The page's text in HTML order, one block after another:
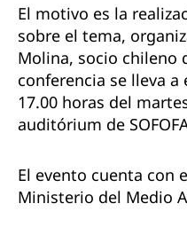
El motivo es la
sobre el tema,
Molina, socio chileno
conferencia se lleva
17.00 horas del
auditórium de
El evento cuenta con
Ministerio del Medio